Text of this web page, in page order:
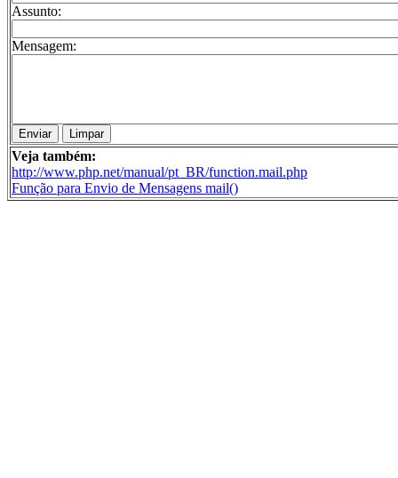
Assunto:
Mensagem:
Veja também:
http://www.php.net/manual/pt_BR/function.mail.php
Função para Envio de Mensagens mail()